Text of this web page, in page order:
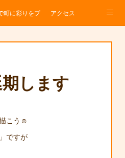
町に彩りをプロジェクト
アクセス
します
こう☺️
ですが